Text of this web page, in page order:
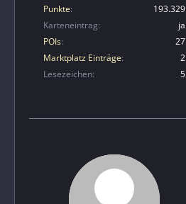
Punkte
193.329
Karteneintrag
ja
POIs
27
Marktplatz Einträge
2
Lesezeichen
5